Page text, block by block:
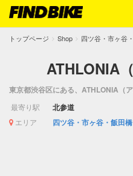
トップページ Shop 四ツ谷・市ヶ谷
ATHLONIA
東京都渋谷区にある、ATHLONIA（
最寄り駅 北参道
エリア 四ツ谷・市ヶ谷・飯田橋